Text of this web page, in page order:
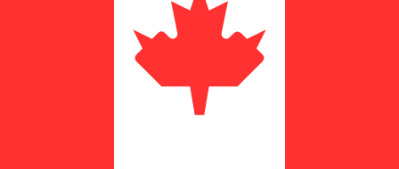
素。通常情況下，大額轉帳手續費更低，匯率也更好。查看比
較表，將NCBA Bank費用與 Xe 進行比較。
為什麼選擇 Xe 而不是傳統銀行來轉帳？